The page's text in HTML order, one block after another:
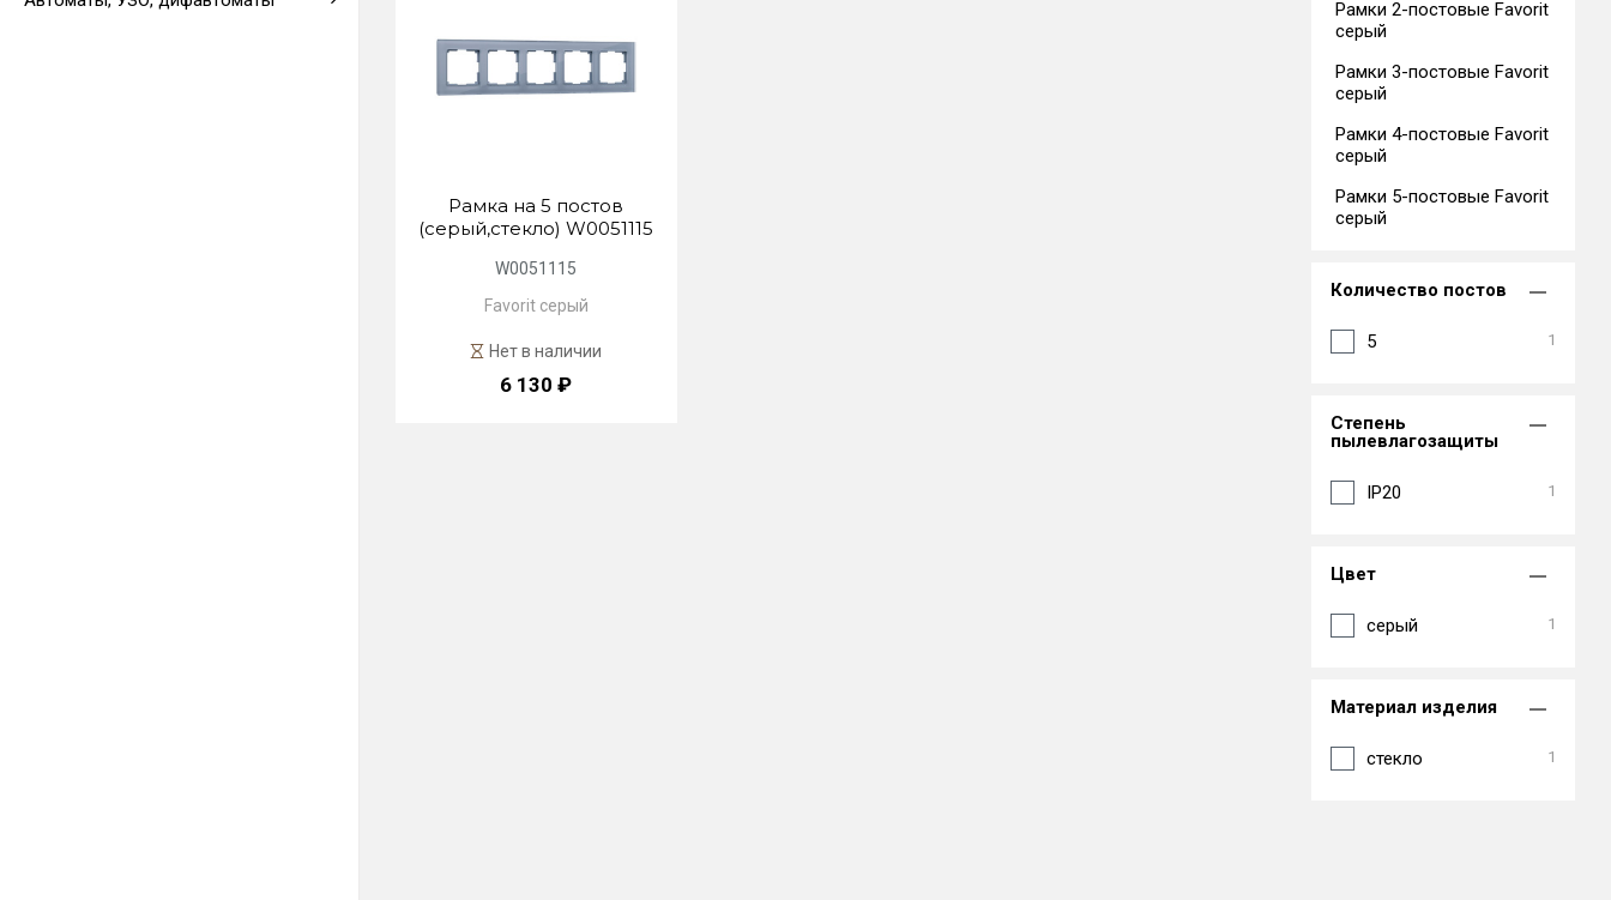
Рамка на 5 постов
(серый,стекло) W0051115
W0051115
Favorit серый
Нет в наличии
6 130 ₽
Рамки 2-постовые Favorit
серый
Рамки 3-постовые Favorit
серый
Рамки 4-постовые Favorit
серый
Рамки 5-постовые Favorit
серый
Количество постов
5 1
Степень
пылевлагозащиты
IP20 1
Цвет
серый 1
Материал изделия
стекло 1